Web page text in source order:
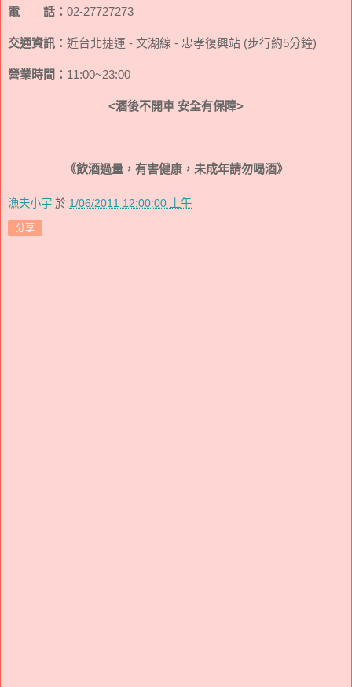
電 話： 02-27727273
交通資訊： 近台北捷運 - 文湖線 - 忠孝復興站 (步行約5分鐘)
營業時間： 11:00~23:00
<酒後不開車 安全有保障>
《飲酒過量，有害健康，未成年請勿喝酒》
漁夫小宇 於 1/06/2011 12:00:00 上午
分享